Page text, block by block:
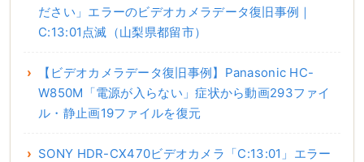
ださい」エラーのビデオカメラデータ復旧事例｜
C:13:01点滅（山梨県都留市）
【ビデオカメラデータ復旧事例】Panasonic HC-
W850M「電源が入らない」症状から動画293ファイ
ル・静止画19ファイルを復元
SONY HDR-CX470ビデオカメラ「C:13:01」エラー